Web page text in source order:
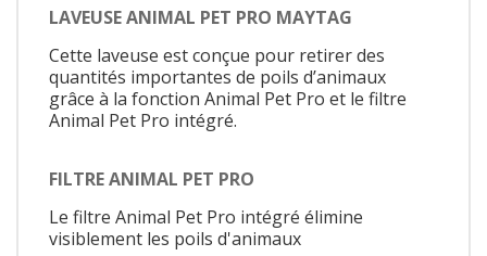
LAVEUSE ANIMAL PET PRO MAYTAG
Cette laveuse est conçue pour retirer des
quantités importantes de poils d’animaux
grâce à la fonction Animal Pet Pro et le filtre
Animal Pet Pro intégré.
FILTRE ANIMAL PET PRO
Le filtre Animal Pet Pro intégré élimine
visiblement les poils d'animaux